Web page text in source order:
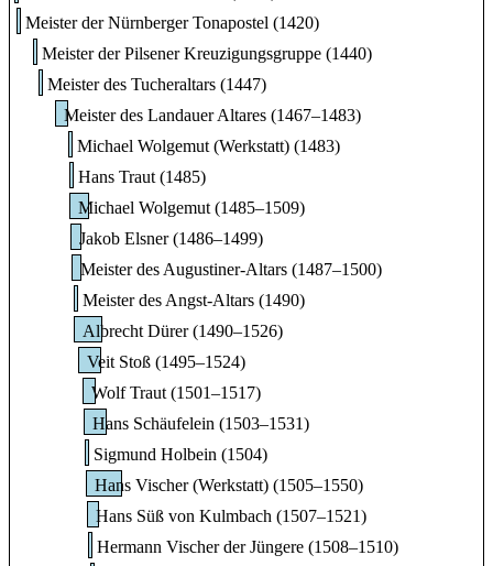
Meister der Nürnberger Tonapostel (1420)
Meister der Pilsener Kreuzigungsgruppe (1440)
Meister des Tucheraltars (1447)
Meister des Landauer Altares (1467–1483)
Michael Wolgemut (Werkstatt) (1483)
Hans Traut (1485)
Michael Wolgemut (1485–1509)
Jakob Elsner (1486–1499)
Meister des Augustiner-Altars (1487–1500)
Meister des Angst-Altars (1490)
Albrecht Dürer (1490–1526)
Veit Stoß (1495–1524)
Wolf Traut (1501–1517)
Hans Schäufelein (1503–1531)
Sigmund Holbein (1504)
Hans Vischer (Werkstatt) (1505–1550)
Hans Süß von Kulmbach (1507–1521)
Hermann Vischer der Jüngere (1508–1510)